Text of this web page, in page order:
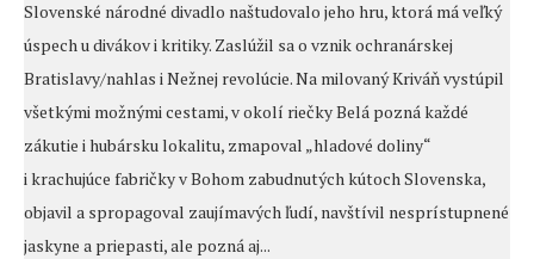
Slovenské národné divadlo naštudovalo jeho hru, ktorá má veľký
úspech u divákov i kritiky. Zaslúžil sa o vznik ochranárskej
Bratislavy/nahlas i Nežnej revolúcie. Na milovaný Kriváň vystúpil
všetkými možnými cestami, v okolí riečky Belá pozná každé
zákutie i hubársku lokalitu, zmapoval „hladové doliny“
i krachujúce fabričky v Bohom zabudnutých kútoch Slovenska,
objavil a spropagoval zaujímavých ľudí, navštívil nesprístupnené
jaskyne a priepasti, ale pozná aj...